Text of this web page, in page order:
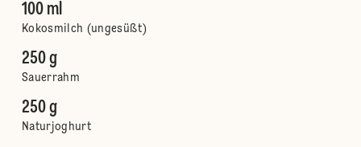
100 ml
Kokosmilch (ungesüßt)
250 g
Sauerrahm
250 g
Naturjoghurt